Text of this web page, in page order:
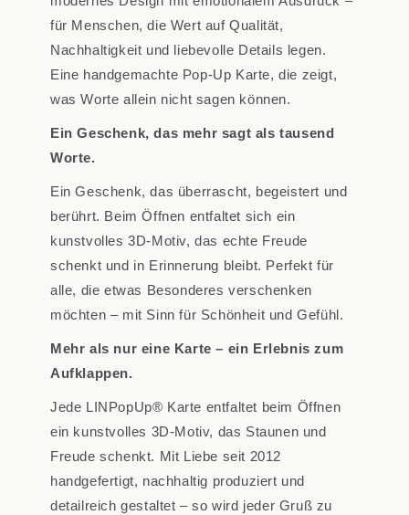
für Menschen, die Wert auf Qualität,
Nachhaltigkeit und liebevolle Details legen.
Eine handgemachte Pop-Up Karte, die zeigt,
was Worte allein nicht sagen können.
Ein Geschenk, das mehr sagt als tausend
Worte.
Ein Geschenk, das überrascht, begeistert und
berührt. Beim Öffnen entfaltet sich ein
kunstvolles 3D-Motiv, das echte Freude
schenkt und in Erinnerung bleibt. Perfekt für
alle, die etwas Besonderes verschenken
möchten – mit Sinn für Schönheit und Gefühl.
Mehr als nur eine Karte – ein Erlebnis zum
Aufklappen.
Jede LINPopUp® Karte entfaltet beim Öffnen
ein kunstvolles 3D-Motiv, das Staunen und
Freude schenkt. Mit Liebe seit 2012
handgefertigt, nachhaltig produziert und
detailreich gestaltet – so wird jeder Gruß zu